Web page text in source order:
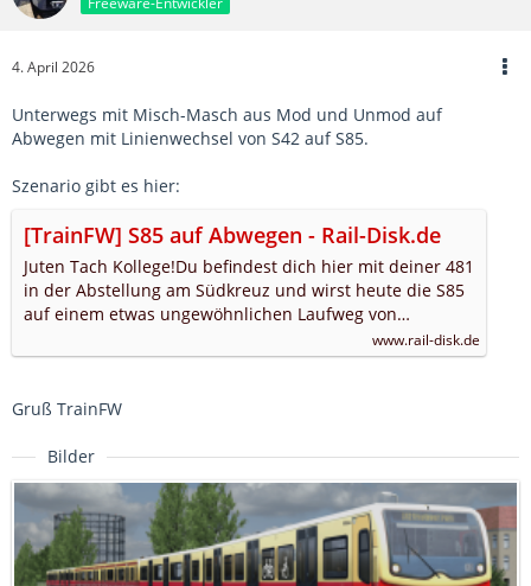
4. April 2026
Unterwegs mit Misch-Masch aus Mod und Unmod auf
Abwegen mit Linienwechsel von S42 auf S85.
Szenario gibt es hier:
[TrainFW] S85 auf Abwegen - Rail-Disk.de
Juten Tach Kollege!Du befindest dich hier mit deiner 481
in der Abstellung am Südkreuz und wirst heute die S85
auf einem etwas ungewöhnlichen Laufweg von…
www.rail-disk.de
Gruß TrainFW
Bilder